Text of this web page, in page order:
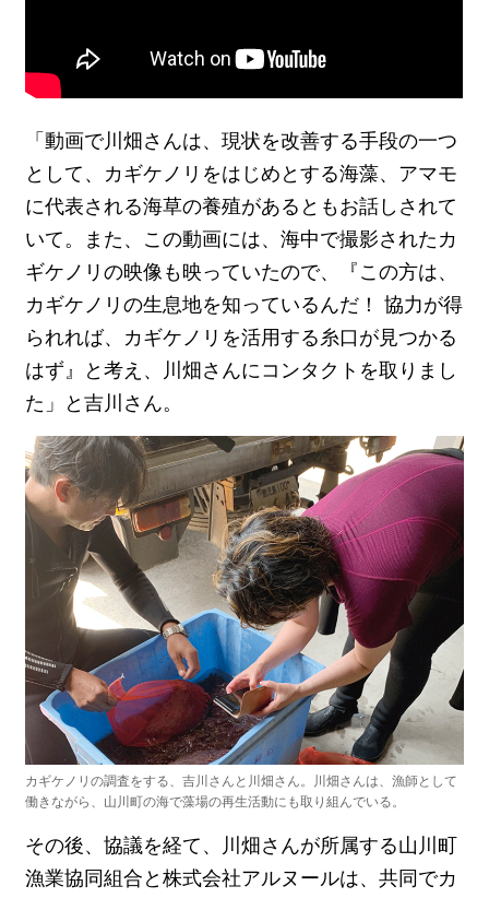
「動画で川畑さんは、現状を改善する手段の一つ
として、カギケノリをはじめとする海藻、アマモ
に代表される海草の養殖があるともお話しされて
いて。また、この動画には、海中で撮影されたカ
ギケノリの映像も映っていたので、『この方は、
カギケノリの生息地を知っているんだ！ 協力が得
られれば、カギケノリを活用する糸口が見つかる
はず』と考え、川畑さんにコンタクトを取りまし
た」と吉川さん。
カギケノリの調査をする、吉川さんと川畑さん。川畑さんは、漁師として
働きながら、山川町の海で藻場の再生活動にも取り組んでいる。
その後、協議を経て、川畑さんが所属する山川町
漁業協同組合と株式会社アルヌールは、共同でカ